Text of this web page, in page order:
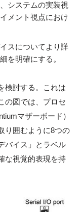
システムの実装視
メント視点におけ
スについてより詳
を明確にする。
検討する。これは
の図では、プロセ
マザーボード）
り囲むように8つの
バイス」とラベル
な視覚的表現を持